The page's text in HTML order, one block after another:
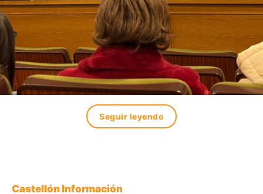
Seguir leyendo
Castellón Información